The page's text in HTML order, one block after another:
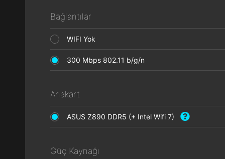
Bağlantılar
WIFI Yok
300 Mbps 802.11 b/g/n
Anakart
ASUS Z890 DDR5 (+ Intel Wifi 7)
Güç Kaynağı